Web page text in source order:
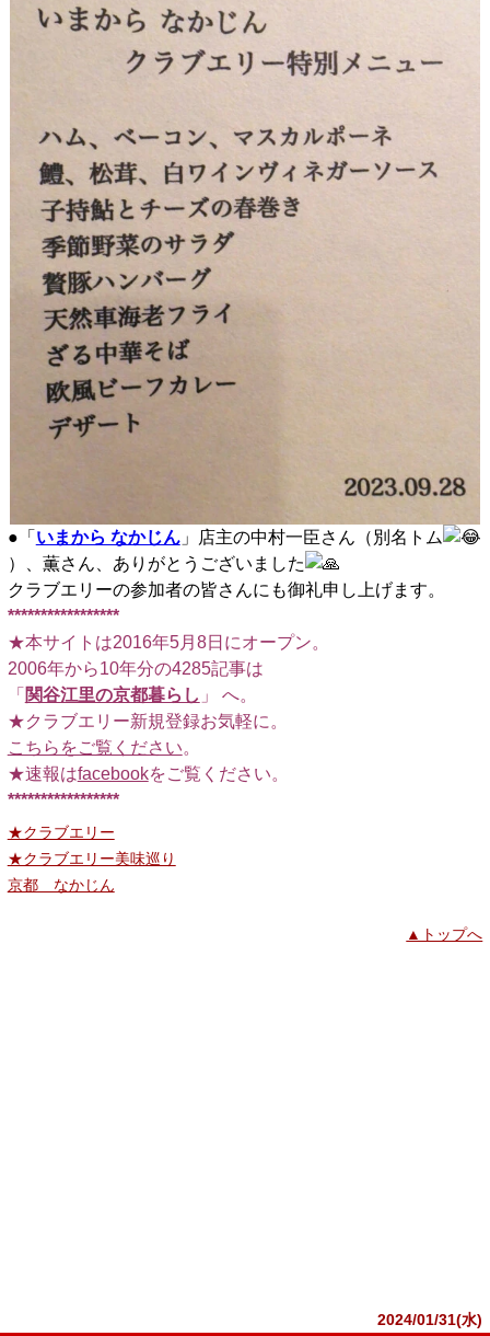
●「 いまから なかじん」店主の中村一臣さん（別名トム
）、薫さん、ありがとうございました
クラブエリーの参加者の皆さんにも御礼申し上げます。
*****************
★本サイトは2016年5月8日にオープン。
2006年から10年分の4285記事は
「 関谷江里の京都暮らし 」 へ。
★クラブエリー新規登録お気軽に。
こちらをご覧ください。
★速報はfacebookをご覧ください。
*****************
★クラブエリー
★クラブエリー美味巡り
京都 なかじん
▲トップへ
2024/01/31(水)